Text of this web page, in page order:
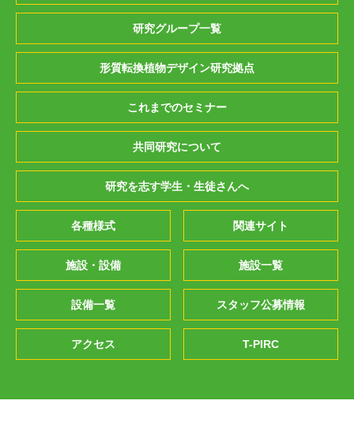
研究グループ一覧
形質転換植物デザイン研究拠点
これまでのセミナー
共同研究について
研究を志す学生・生徒さんへ
各種様式 関連サイト
施設・設備 施設一覧
設備一覧 スタッフ公募情報
アクセス T-PIRC